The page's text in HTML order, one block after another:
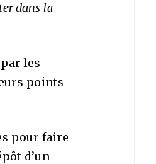
dans la
les
points
pour faire
d’un